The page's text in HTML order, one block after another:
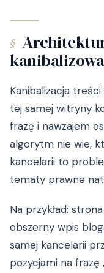
§
Kanibalizacja
tej samej witryny
frazę i nawzajem
algorytm nie wie,
kancelarii to
tematy prawne
Na przykład:
obszerny wpis
samej kancelarii
pozycjami na frazę